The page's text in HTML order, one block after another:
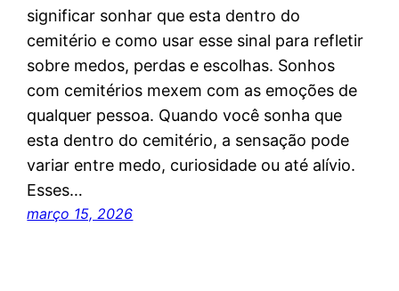
significar sonhar que esta dentro do
cemitério e como usar esse sinal para refletir
sobre medos, perdas e escolhas. Sonhos
com cemitérios mexem com as emoções de
qualquer pessoa. Quando você sonha que
esta dentro do cemitério, a sensação pode
variar entre medo, curiosidade ou até alívio.
Esses…
março 15, 2026